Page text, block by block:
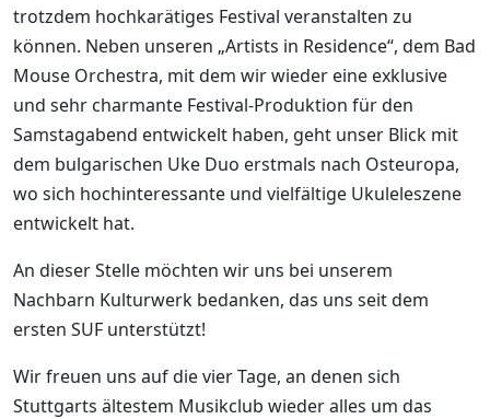
trotzdem hochkarätiges Festival veranstalten zu
können. Neben unseren „Artists in Residence“, dem Bad
Mouse Orchestra, mit dem wir wieder eine exklusive
und sehr charmante Festival-Produktion für den
Samstagabend entwickelt haben, geht unser Blick mit
dem bulgarischen Uke Duo erstmals nach Osteuropa,
wo sich hochinteressante und vielfältige Ukuleleszene
entwickelt hat.
An dieser Stelle möchten wir uns bei unserem
Nachbarn Kulturwerk bedanken, das uns seit dem
ersten SUF unterstützt!
Wir freuen uns auf die vier Tage, an denen sich
Stuttgarts ältestem Musikclub wieder alles um das